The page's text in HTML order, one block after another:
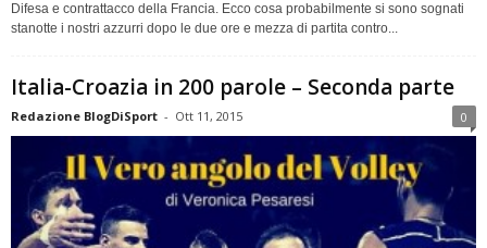
Difesa e contrattacco della Francia. Ecco cosa probabilmente si sono sognati
stanotte i nostri azzurri dopo le due ore e mezza di partita contro...
Italia-Croazia in 200 parole – Seconda parte
Redazione BlogDiSport - Ott 11, 2015 0